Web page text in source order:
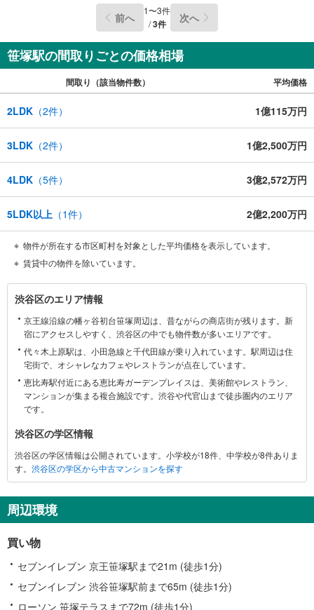
前へ 1〜3件
/3件 次へ
笹塚駅の間取りごとの価格相場
間取り（該当物件数） 平均価格
2LDK （2件） 1億115万円
3LDK （2件） 1億2,500万円
4LDK （5件） 3億2,572万円
5LDK以上 （1件） 2億2,200万円
物件が所在する市区町村を対象とした平均価格を表示しています。
賃貸中の物件を除いています。
渋
谷
区
に
関
す
る
渋谷区のエリア情報
京王線沿線の幡ヶ谷初台笹塚周辺は、昔ながらの商店街が残ります。新
宿にアクセスしやすく、渋谷区の中でも物件数が多いエリアです。
代々木上原駅は、小田急線と千代田線が乗り入れています。駅周辺は住
宅街で、オシャレなカフェやレストランが点在しています。
恵比寿駅付近にある恵比寿ガーデンプレイスは、美術館やレストラン、
マンションが集まる複合施設です。渋谷や代官山まで徒歩圏内のエリア
です。
渋谷区の学区情報
渋谷区の学区情報は公開されています。小学校が18件、中学校が8件ありま
す。 渋谷区の学区から中古マンションを探す
周辺環境
買い物
セブンイレブン 京王笹塚駅まで21m (徒歩1分)
セブンイレブン 渋谷笹塚駅前まで65m (徒歩1分)
ローソン 笹塚テラスまで72m (徒歩1分)